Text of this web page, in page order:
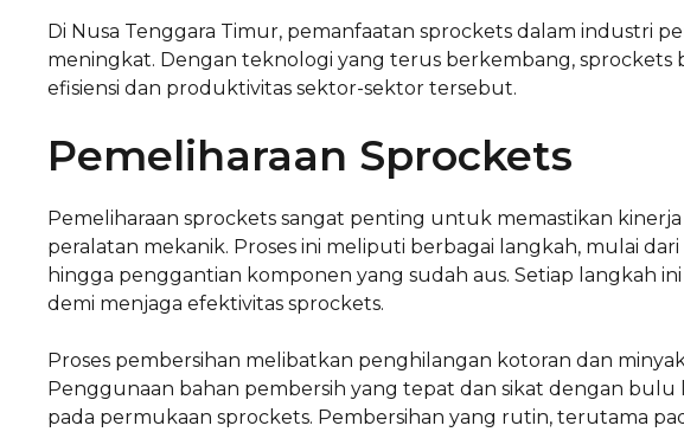
Di Nusa Tenggara Timur, pemanfaatan sprockets dalam industri
meningkat. Dengan teknologi yang terus berkembang,
efisiensi dan produktivitas sektor-sektor tersebut.
Pemeliharaan Sprockets
Pemeliharaan sprockets sangat penting untuk memastikan
peralatan mekanik. Proses ini meliputi berbagai langkah, mulai
hingga penggantian komponen yang sudah aus. Setiap langkah
demi menjaga efektivitas sprockets.
Proses pembersihan melibatkan penghilangan kotoran dan
Penggunaan bahan pembersih yang tepat dan sikat dengan
pada permukaan sprockets. Pembersihan yang rutin, terutama